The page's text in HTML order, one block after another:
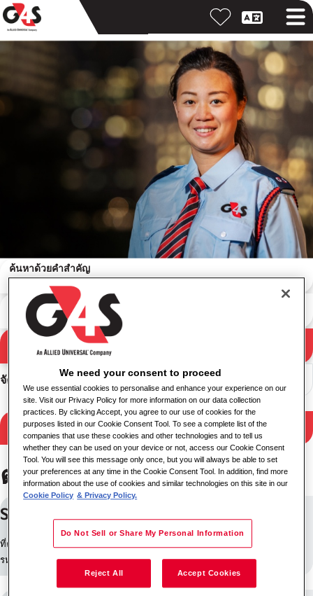
ผลการค้นหา
ค้นหาด้วยคำสำคัญ
ค้นหาตามสถานที่
จัดเรียง
กรองผลลัพธ์
ตำแหน่งงานใน โบโกตา
SUPERVISOR DE SEGURIDAD
ที่ตั้ง: โบโกตา, โคลอมเบีย
รหัสงาน: 29518
We need your consent to proceed
We use essential cookies to personalise and enhance your experience on our
site. Visit our Privacy Policy for more information on our data collection
practices. By clicking Accept, you agree to our use of cookies for the
purposes listed in our Cookie Consent Tool. To see a complete list of the
companies that use these cookies and other technologies and to tell us
whether they can be used on your device or not, access our Cookie Consent
Tool. You will see this message only once, but you will always be able to set
your preferences at any time in the Cookie Consent Tool. In addition, find more
information about the use of cookies and similar technologies on this site in our
Cookie Policy & Privacy Policy.
Do Not Sell or Share My Personal Information
Reject All Accept Cookies